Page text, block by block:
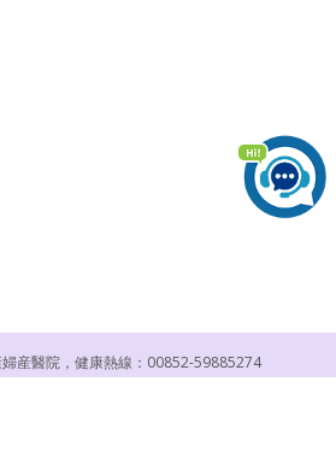
産醫院，健康熱線：00852-59885274